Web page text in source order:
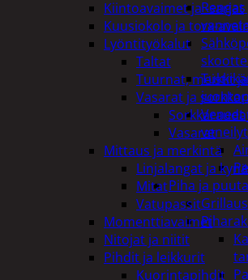
Veneet
Piha ja
Kiintoavaimet ja -sarjat
Kuusiokolo ja torx-
Lyöntityökalut
Taltat
Tuurnat, meistit
Vasarat ja
Vasarat
Mittaus ja merkintä
Linjalangat ja
Mitat
Vatupassit
Momenttiavaimet
Nitojat ja niitit
Pihdit ja leikkurit
Kuorintapihdit